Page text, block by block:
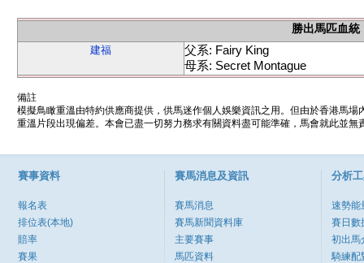
勝出馬匹血統
建福
父系: Fairy King
母系: Secret Montague
備註
模擬鳥瞰重溫由特約供應商提供，供馬迷作個人娛樂資訊之用。但由於香港馬
重溫片段出現偏差。本會已盡一切努力務求有關資料盡可能準確，馬會就此並
賽事資料
報名表
排位表(本地)
賠率
賽果
賽馬消息及資訊
賽馬消息
賽馬新聞資料庫
主要賽事
馬匹資料
分析
速勢能
賽日數
初出馬
騎練配